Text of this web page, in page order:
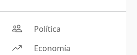
Política
Economía